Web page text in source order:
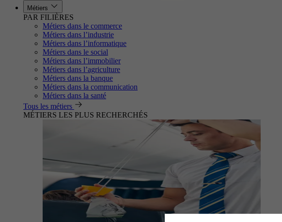
Métiers
PAR FILIÈRES
Métiers dans le commerce
Métiers dans l’industrie
Métiers dans l’informatique
Métiers dans le social
Métiers dans l’immobilier
Métiers dans l’agriculture
Métiers dans la banque
Métiers dans la communication
Métiers dans la santé
Tous les métiers
MÉTIERS LES PLUS RECHERCHÉS